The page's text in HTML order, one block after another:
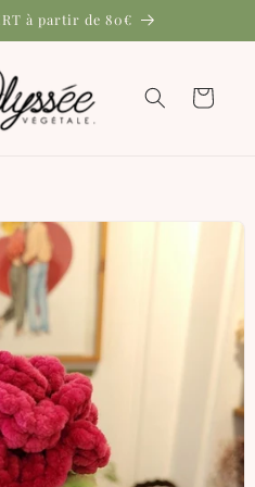
à partir de 80€
Panier